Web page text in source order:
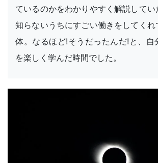
ているのかをわかりやすく解説してい
知らないうちにすごい働きをしてくれ
体。なるほど!そうだったんだ!と、自
を楽しく学んだ時間でした。